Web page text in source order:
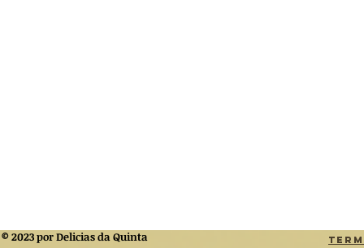
© 2023 por Delicias da Quinta